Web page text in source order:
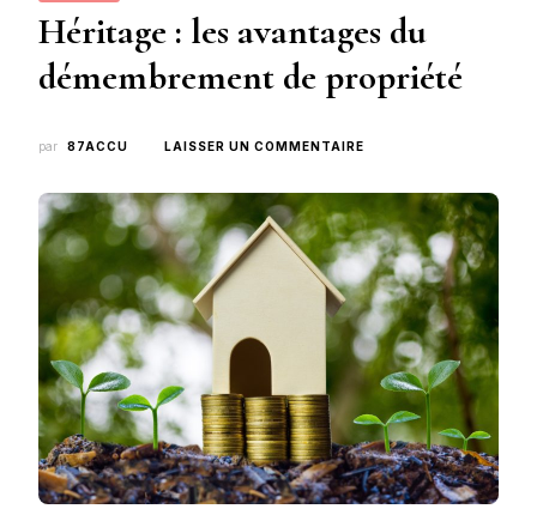
Héritage : les avantages du
démembrement de propriété
par 87ACCU LAISSER UN COMMENTAIRE
LES
AVANTAGES
DU
DÉMEMBREMENT
DE
PROPRIÉTÉ